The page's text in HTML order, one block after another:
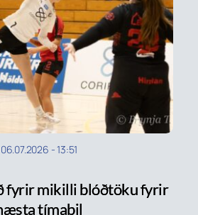
06.07.2026 -13:51
fyrir mikilli blóðtöku fyrir
tímabil